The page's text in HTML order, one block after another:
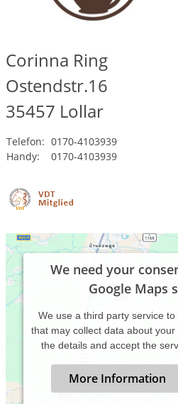
Corinna Ring
Ostendstr.16
35457 Lollar
Telefon: 0170-4103939
Handy:
0170-4103939
We need your
Google Maps
We use a third party service
that may collect data about your
the details and accept the
More Information